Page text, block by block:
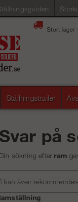
Stort lager
Ställningstrailer
Svar på
Din sökning efter ram
kan även